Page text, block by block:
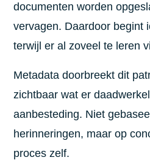
documenten worden
vervagen. Daardoor begint
terwijl er al zoveel te leren
Metadata doorbreekt dit
zichtbaar wat er
aanbesteding. Niet
herinneringen, maar op
proces zelf.